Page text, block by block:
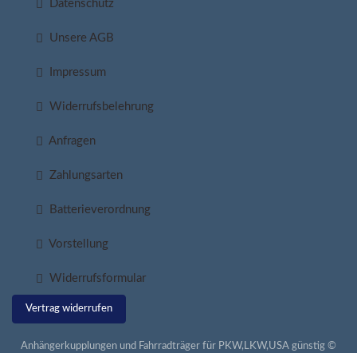
Datenschutz
Unsere AGB
Impressum
Widerrufsbelehrung
Anfragen
Zahlungsarten
Batterieverordnung
Vorstellung
Widerrufsformular
Vertrag widerrufen
Anhängerkupplungen und Fahrradträger für PKW,LKW,USA günstig ©